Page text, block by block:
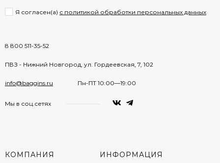
Я согласен(a) с политикой обработки персональных данных
8 800 511-35-52
ПВЗ - Нижний Новгород, ул. Гордеевская, 7, 102
info@baggins.ru Пн-ПТ 10:00—19:00
Мы в соц.сетях
КОМПАНИЯ ИНФОРМАЦИЯ